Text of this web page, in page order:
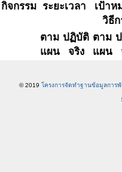
กิจกรรม ระยะเวลา
เป้าห
วิธีก
ตาม
แผน
ปฏิบัติ
จริง
ตาม
แผน
© 2019 โครงการจัดทำฐานข้อมูลการ